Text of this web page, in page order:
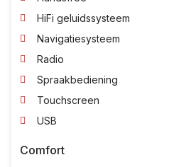
HiFi geluidssysteem
Navigatiesysteem
Radio
Spraakbediening
Touchscreen
USB
Comfort